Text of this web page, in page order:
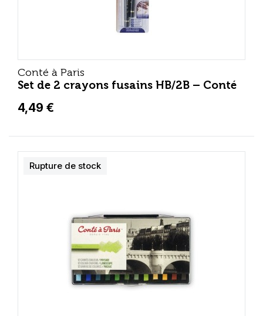
Conté à Paris
Set de 2 crayons fusains HB/2B – Conté
4,49 €
Rupture de stock